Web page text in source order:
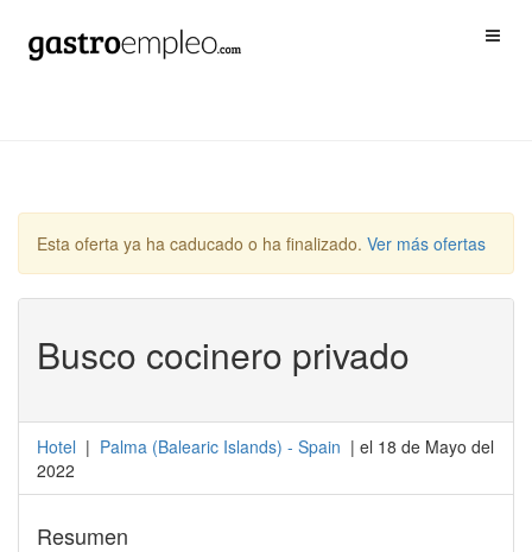
Esta oferta ya ha caducado o ha finalizado. Ver más ofertas
Busco cocinero privado
Hotel | Palma (Balearic Islands) - Spain | el 18 de Mayo del
2022
Resumen